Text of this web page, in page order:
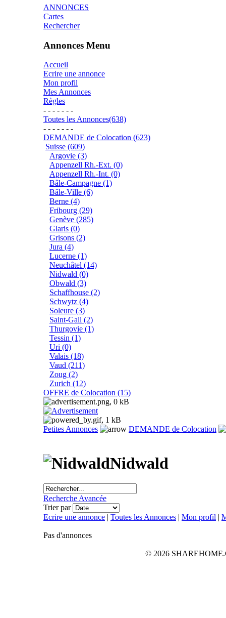
ANNONCES
Cartes
Rechercher
Annonces Menu
Accueil
Ecrire une annonce
Mon profil
Mes Annonces
Règles
- - - - - - -
Toutes les Annonces(638)
- - - - - - -
DEMANDE de Colocation (623)
Suisse (609)
Argovie (3)
Appenzell Rh.-Ext. (0)
Appenzell Rh.-Int. (0)
Bâle-Campagne (1)
Bâle-Ville (6)
Berne (4)
Fribourg (29)
Genève (285)
Glaris (0)
Grisons (2)
Jura (4)
Lucerne (1)
Neuchâtel (14)
Nidwald (0)
Obwald (3)
Schaffhouse (2)
Schwytz (4)
Soleure (3)
Saint-Gall (2)
Thurgovie (1)
Tessin (1)
Uri (0)
Valais (18)
Vaud (211)
Zoug (2)
Zurich (12)
OFFRE de Colocation (15)
Petites Annonces DEMANDE de Colocation
Nidwald
Recherche Avancée
Trier par
Ecrire une annonce | Toutes les Annonces | Mon profil |
Pas d'annonces
© 2026